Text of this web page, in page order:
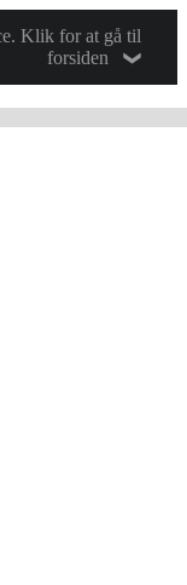
Klik for at gå til
forsiden